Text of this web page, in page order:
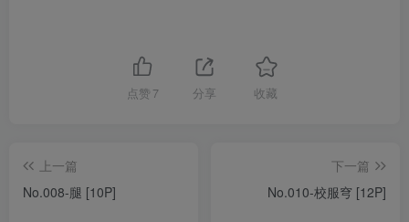
点赞 7 分享 收藏
上一篇
No.008-腿 [10P]
下一篇
No.010-校服穹 [12P]